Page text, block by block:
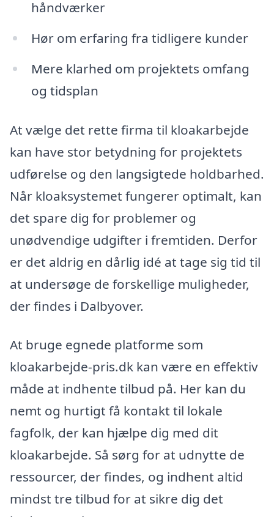
håndværker
Hør om erfaring fra tidligere kunder
Mere klarhed om projektets omfang
og tidsplan
At vælge det rette firma til kloakarbejde
kan have stor betydning for projektets
udførelse og den langsigtede holdbarhed.
Når kloaksystemet fungerer optimalt, kan
det spare dig for problemer og
unødvendige udgifter i fremtiden. Derfor
er det aldrig en dårlig idé at tage sig tid til
at undersøge de forskellige muligheder,
der findes i Dalbyover.
At bruge egnede platforme som
kloakarbejde-pris.dk kan være en effektiv
måde at indhente tilbud på. Her kan du
nemt og hurtigt få kontakt til lokale
fagfolk, der kan hjælpe dig med dit
kloakarbejde. Så sørg for at udnytte de
ressourcer, der findes, og indhent altid
mindst tre tilbud for at sikre dig det